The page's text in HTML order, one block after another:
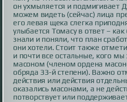
он ухмыляется и подмигивает
можем видеть (сейчас) лица
его левая щека слегка
улыбается Томасу в ответ – как
знали и поняли, что план
они хотели. Стоит также
и почти все остальные, кого
масоном (членом ордена
обряда 33-й степени). Важно
действия или действия
оказались масонами, а не
потворствует или